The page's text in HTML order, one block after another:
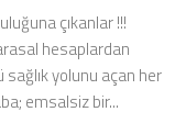
çıkanlar !!!
hesaplardan
yolunu açan her
emsalsiz bir...